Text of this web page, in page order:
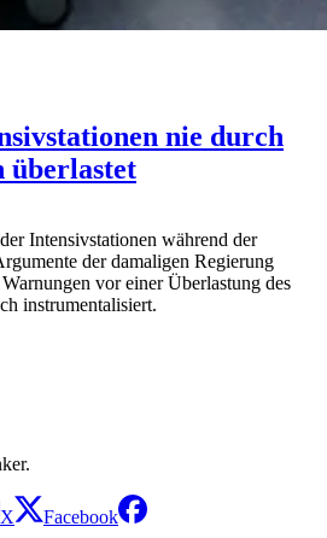
nie durch
überlastet
Intensivstationen während der
der damaligen Regierung
vor einer Überlastung des
instrumentalisiert.
X Facebook